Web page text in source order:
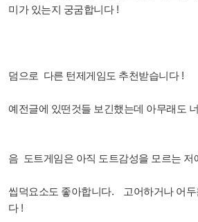
미가 있는지 궁굼합니다 !
덤으로 다른 턴제게임도 추천받습니다 !
예전글에 있떤것들 보긴했는데 아무래도
음 도트게임은 아직 도트감성을 모르는 저
씹덕요소도 좋아합니다. 고어하거나 어
다 !